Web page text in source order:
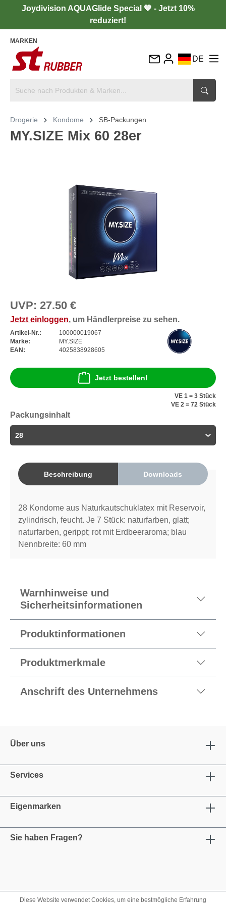
Joydivision AQUAGlide Special 💙 - Jetzt 10%
reduziert!
MARKEN
DE
IT
Drogerie Kondome SB-Packungen
MY.SIZE Mix 60 28er
UVP: 27.50 €
Jetzt einloggen, um Händlerpreise zu sehen.
Artikel-Nr.:
100000019067
Marke:
MY.SIZE
EAN:
4025838928605
Jetzt bestellen!
VE 1 = 3 Stück
VE 2 = 72 Stück
Packungsinhalt
Beschreibung Downloads
28 Kondome aus Naturkautschuklatex mit Reservoir,
zylindrisch, feucht. Je 7 Stück: naturfarben, glatt;
naturfarben, gerippt; rot mit Erdbeeraroma; blau
Nennbreite: 60 mm
Warnhinweise und
Sicherheitsinformationen
Produktinformationen
Produktmerkmale
Anschrift des Unternehmens
Über uns
Services
Eigenmarken
Sie haben Fragen?
Diese Website verwendet Cookies, um eine bestmögliche Erfahrung